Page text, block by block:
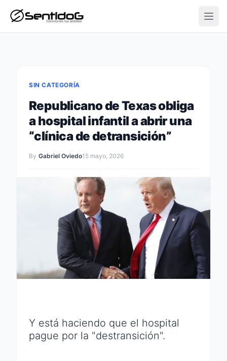
SIN CATEGORÍA
Republicano de Texas obliga
a hospital infantil a abrir una
“clínica de detransición”
By Gabriel Oviedo15 mayo, 2026
Y está haciendo que el hospital
pague por la "destransición".